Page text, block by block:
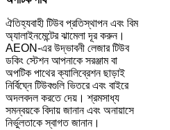
ঐতিহ্যবাহী টিউব প্রতিস্থাপন এবং বিম
অ্যালাইনমেন্টের ঝামেলা দূর করুন।
AEON-এর উদ্ভাবনী লেজার টিউব
ডকিং স্টেশন আপনাকে সরঞ্জাম বা
অপটিক পাথের ক্যালিব্রেশন ছাড়াই
নির্বিঘ্নে টিউবগুলি ভিতরে এবং বাইরে
অদলবদল করতে দেয়। শ্রমসাধ্য
সমন্বয়কে বিদায় জানান এবং অনায়াসে
নির্ভুলতাকে স্বাগত জানান।